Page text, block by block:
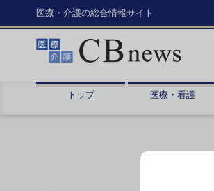
医療・介護の総合情報サイト
トップ 医療・看護